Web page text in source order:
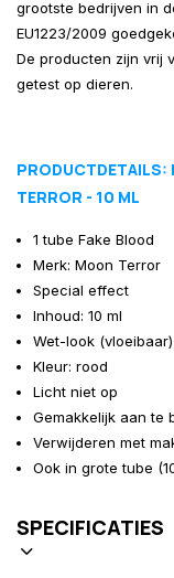
grootste bedrijven in
EU1223/2009
De producten zijn vrij
getest op dieren.
PRODUCTDETAILS:
TERROR - 10 ML
1 tube Fake Blood
Merk: Moon Terror
Special effect
Inhoud: 10 ml
Wet-look (vloeibaar)
Kleur: rood
Licht niet op
Gemakkelijk aan te
Verwijderen met
Ook in grote tube
SPECIFICATIES